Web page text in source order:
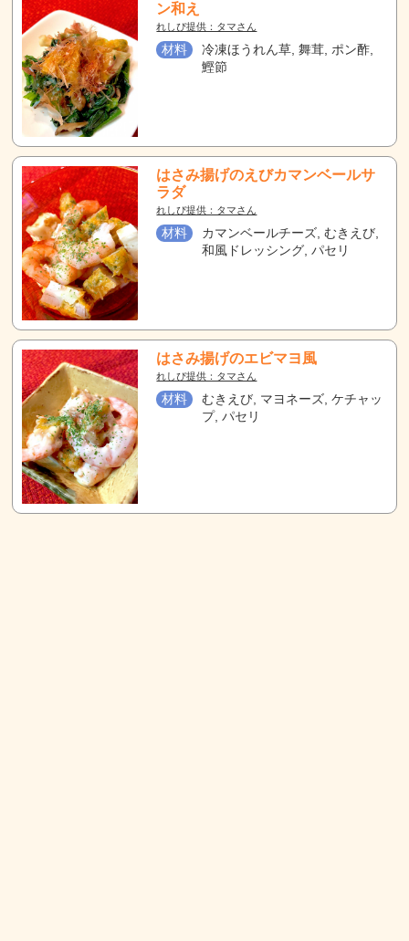
ン和え
れしぴ提供：タマさん
材料
冷凍ほうれん草, 舞茸, ポン酢,
鰹節
はさみ揚げのえびカマンベールサ
ラダ
れしぴ提供：タマさん
材料
カマンベールチーズ, むきえび,
和風ドレッシング, パセリ
はさみ揚げのエビマヨ風
れしぴ提供：タマさん
材料
むきえび, マヨネーズ, ケチャッ
プ, パセリ